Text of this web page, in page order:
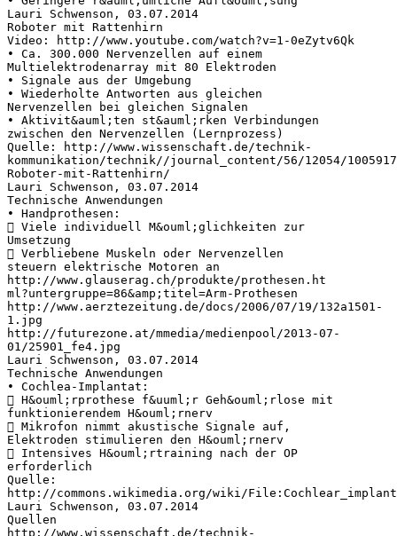
Lauri Schwenson, 03.07.2014
Roboter mit Rattenhirn
Video: http://www.youtube.com/watch?v=1-0eZytv6Qk
• Ca. 300.000 Nervenzellen auf einem
Multielektrodenarray mit 80 Elektroden
• Signale aus der Umgebung
• Wiederholte Antworten aus gleichen
Nervenzellen bei gleichen Signalen
• Aktivit&auml;ten st&auml;rken Verbindungen
zwischen den Nervenzellen (Lernprozess)
Quelle: http://www.wissenschaft.de/technik-
kommunikation/technik//journal_content/56/12054/
Roboter-mit-Rattenhirn/
Lauri Schwenson, 03.07.2014
Technische Anwendungen
• Handprothesen:
 Viele individuell M&ouml;glichkeiten zur
Umsetzung
 Verbliebene Muskeln oder Nervenzellen
steuern elektrische Motoren an
http://www.glauserag.ch/produkte/prothesen.ht
ml?untergruppe=86&amp;titel=Arm-Prothesen
http://www.aerztezeitung.de/docs/2006/07/19/132a1501-
1.jpg
http://futurezone.at/mmedia/medienpool/2013-07-
01/25901_fe4.jpg
Lauri Schwenson, 03.07.2014
Technische Anwendungen
• Cochlea-Implantat:
 H&ouml;rprothese f&uuml;r Geh&ouml;rlose mit
funktionierendem H&ouml;rnerv
 Mikrofon nimmt akustische Signale auf,
Elektroden stimulieren den H&ouml;rnerv
 Intensives H&ouml;rtraining nach der OP
erforderlich
Quelle:
http://commons.wikimedia.org/wiki/
Lauri Schwenson, 03.07.2014
Quellen
http://www.wissenschaft.de/technik-